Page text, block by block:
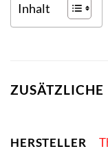
Inhalt
HERSTELLER